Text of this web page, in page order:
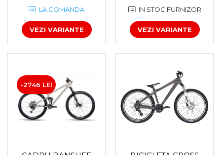
LA COMANDA
VEZI VARIANTE
IN STOC FURNIZOR
VEZI VARIANTE
-2746 LEI